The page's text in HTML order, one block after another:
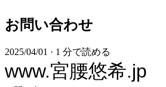
お問い合わせ
2025/04/01 · 1 分で読める